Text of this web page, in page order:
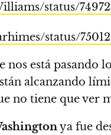
status/
status/
nos está pasando
alcanzando
no tiene que ver
ya fue